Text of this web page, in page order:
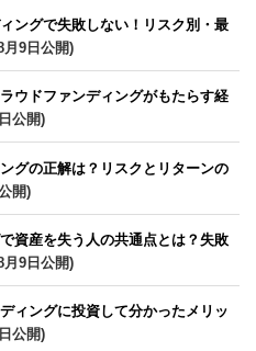
ングで失敗しない！リスク別・最
月9日公開)
ウドファンディングがもたらす経
公開)
グの正解は？リスクとリターンの
開)
資産を失う人の共通点とは？失敗
月9日公開)
ィングに投資して分かったメリッ
公開)